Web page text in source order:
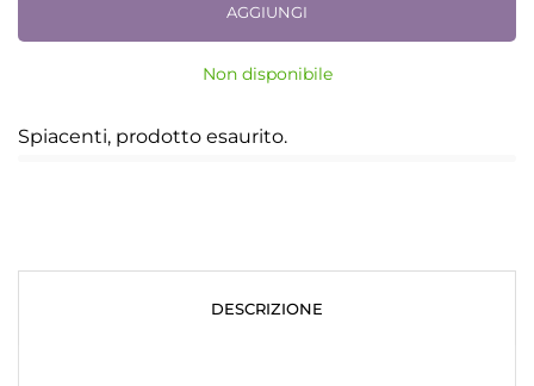
AGGIUNGI
Non disponibile
Spiacenti, prodotto esaurito.
DESCRIZIONE